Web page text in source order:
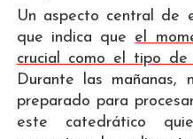
Un aspecto central de
que indica que el
crucial como el tipo de
Durante las mañanas,
preparado para
este catedrático